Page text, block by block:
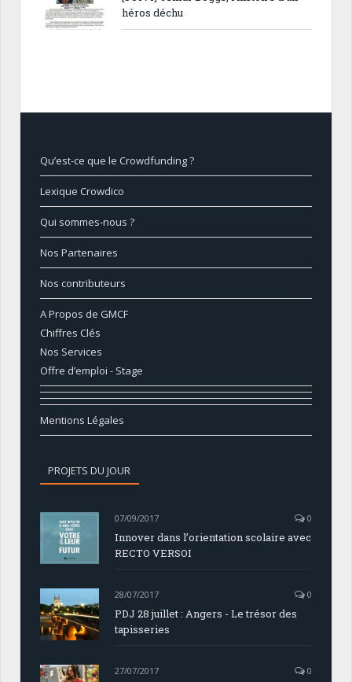
héros déchu
Qu’est-ce que le Crowdfunding ?
Lexique Crowdico
Qui sommes-nous ?
Nos Partenaires
Nos contributeurs
A Propos de GMCF
Chiffres Clés
Nos Services
Offre d’emploi - Stage
Mentions Légales
PROJETS DU JOUR
07/09/2017 0
Innover dans l’orientation scolaire avec
RECTO VERSOI
28/07/2017 0
PDJ 28 juillet : Angers - Le trésor des
tapisseries
27/07/2017 0